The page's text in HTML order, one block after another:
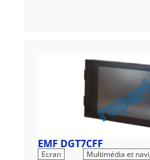
EMF DGT7CFF
Ecran
Multimédia et